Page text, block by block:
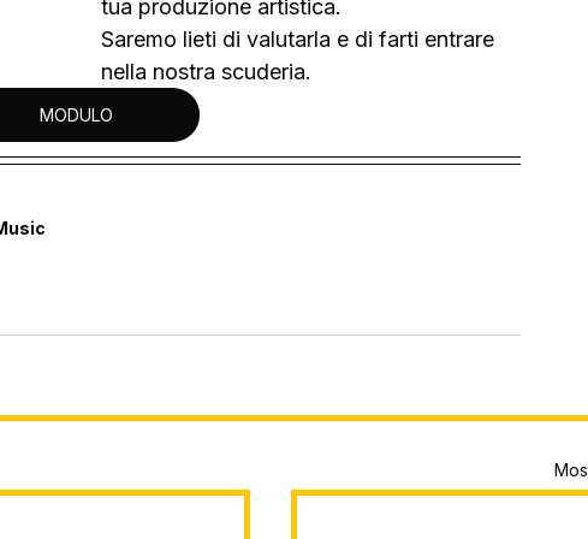
tua produzione artistica.
Saremo lieti di valutarla e di farti entrare
nella nostra scuderia.
MODULO